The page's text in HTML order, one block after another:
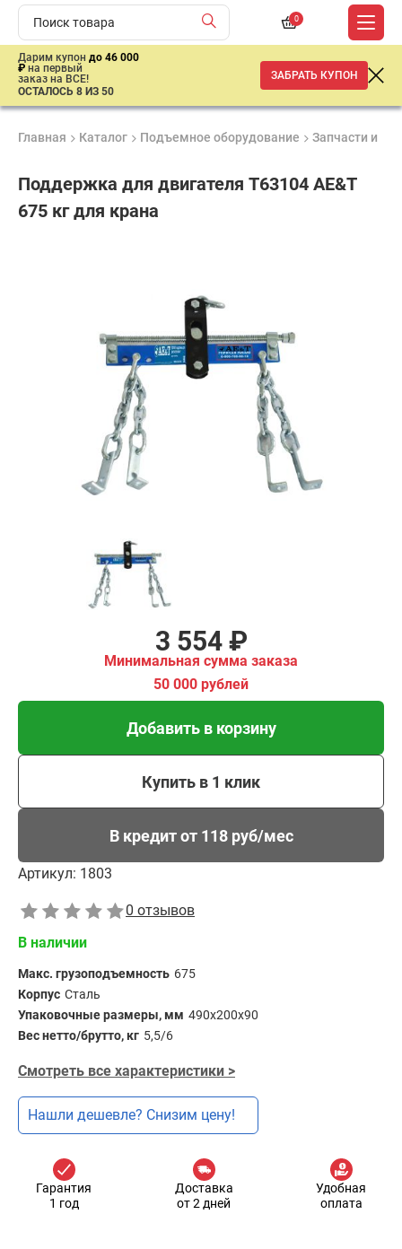
0
Дарим купон до 46 000
₽ на первый
заказ на ВСЕ!
ОСТАЛОСЬ 8 ИЗ 50
ЗАБРАТЬ КУПОН
Главная Каталог Подъемное оборудование Запчасти и
Поддержка для двигателя T63104 AE&T
675 кг для крана
3 554 ₽
Минимальная сумма заказа
50 000 рублей
Добавить в корзину
Купить в 1 клик
В кредит от 118 руб/мес
Артикул: 1803
0 отзывов
В наличии
Макс. грузоподъемность 675
Корпус Сталь
Упаковочные размеры, мм 490х200х90
Вес нетто/брутто, кг 5,5/6
Смотреть все характеристики >
Нашли дешевле? Снизим цену!
Гарантия
1 год
Доставка
от 2 дней
Удобная
оплата
Добавить в корзину
Купить в 1 клик
В кредит от 118 руб/
мес